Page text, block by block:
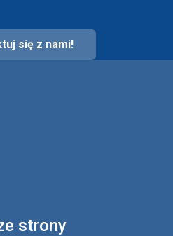
się z nami!
strony